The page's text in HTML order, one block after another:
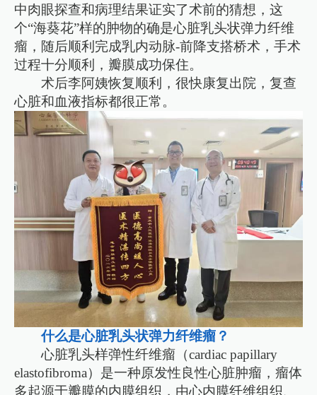
中肉眼探查和病理结果证实了术前的猜想，这
个“海葵花”样的肿物的确是心脏乳头状弹力纤维
瘤，随后顺利完成乳内动脉-前降支搭桥术，手术
过程十分顺利，瓣膜成功保住。
术后李阿姨恢复顺利，很快康复出院，复查
心脏和血液指标都很正常。
什么是心脏乳头状弹力纤维瘤？
心脏乳头样弹性纤维瘤（cardiac papillary
elastofibroma）是一种原发性良性心脏肿瘤，瘤体
多起源于瓣膜的内膜组织，由心内膜纤维组织、